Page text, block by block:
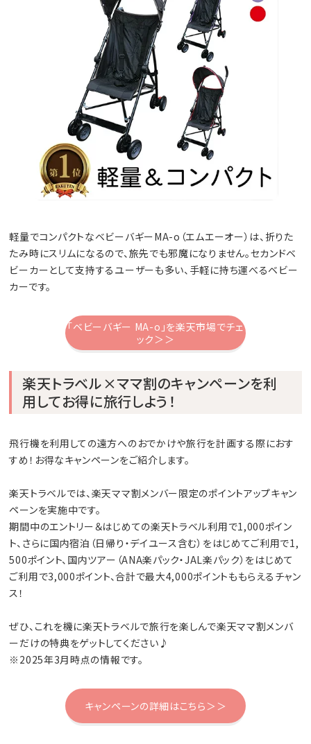
軽量でコンパクトなベビーバギーMA-o（エムエーオー）は、折りた
たみ時にスリムになるので、旅先でも邪魔になりません。セカンドベ
ビーカーとして支持するユーザーも多い、手軽に持ち運べるベビー
カーです。
「ベビーバギー MA-o」を楽天市場でチェ
ック＞＞
楽天トラベル×ママ割のキャンペーンを利
用してお得に旅行しよう！
飛行機を利用しての遠方へのおでかけや旅行を計画する際におす
すめ！お得なキャンペーンをご紹介します。
楽天トラベルでは、楽天ママ割メンバー限定のポイントアップキャン
ペーンを実施中です。
期間中のエントリー＆はじめての楽天トラベル利用で1,000ポイン
ト、さらに国内宿泊（日帰り・デイユース含む）をはじめてご利用で1,
500ポイント、国内ツアー（ANA楽パック・JAL楽パック）をはじめて
ご利用で3,000ポイント、合計で最大4,000ポイントももらえるチャン
ス！
ぜひ、これを機に楽天トラベルで旅行を楽しんで楽天ママ割メンバ
ーだけの特典をゲットしてください♪
※2025年3月時点の情報です。
キャンペーンの詳細はこちら＞＞